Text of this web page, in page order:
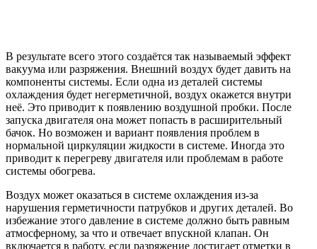
В результате всего этого создаётся так называемый эффект
вакуума или разряжения. Внешний воздух будет давить на
компоненты системы. Если одна из деталей системы
охлаждения будет негерметичной, воздух окажется внутри
неё. Это приводит к появлению воздушной пробки. После
запуска двигателя она может попасть в расширительный
бачок. Но возможен и вариант появления проблем в
нормальной циркуляции жидкости в системе. Иногда это
приводит к перегреву двигателя или проблемам в работе
системы обогрева.
Воздух может оказаться в системе охлаждения из-за
нарушения герметичности патрубков и других деталей. Во
избежание этого давление в системе должно быть равным
атмосферному, за что и отвечает впускной клапан. Он
включается в работу, если разряжение достигает отметки в